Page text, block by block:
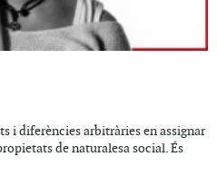
i diferències arbitràries en assignar
de naturalesa social. És